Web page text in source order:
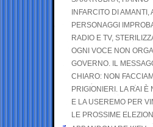
INFARCITO DI AMANTI,
PERSONAGGI
RADIO E TV,
OGNI VOCE NON
GOVERNO. IL
CHIARO: NON
PRIGIONIERI. LA RAI È
E LA USEREMO PER
LE PROSSIME ELEZIONI